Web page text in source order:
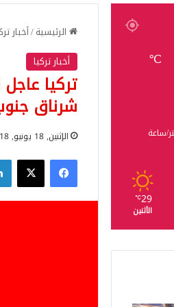
الرئيسية/أخبار
أخبار تركيا
شرناق
الإثنين, 18 يونيو, 2018
فيسبوك‫X
℃
29
℃
الأثنين